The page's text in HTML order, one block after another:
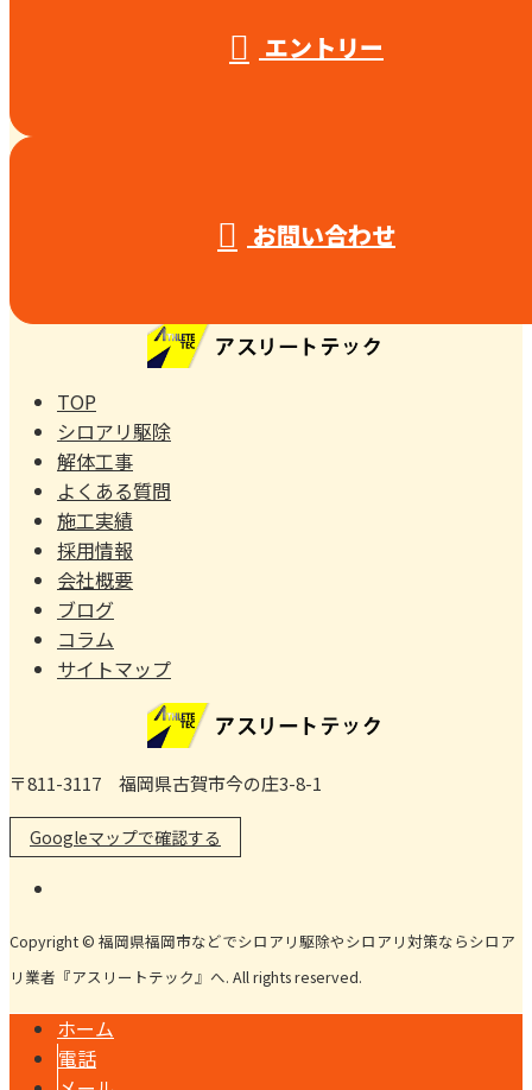
エントリー
お問い合わせ
TOP
シロアリ駆除
解体工事
よくある質問
施工実績
採用情報
会社概要
ブログ
コラム
サイトマップ
〒811-3117 福岡県古賀市今の庄3-8-1
Googleマップで確認する
Copyright © 福岡県福岡市などでシロアリ駆除やシロアリ対策ならシロア
リ業者『アスリートテック』へ. All rights reserved.
ホーム
電話